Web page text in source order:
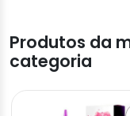
Produtos da
categoria